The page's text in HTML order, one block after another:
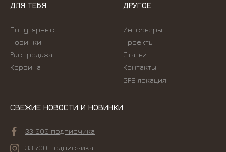
ДЛЯ ТЕБЯ
Популярные
Новинки
Распродажа
Корзина
ДРУГОЕ
Интерьеры
Проекты
Статьи
Контакты
GPS локация
СВЕЖИЕ НОВОСТИ И НОВИНКИ
33 000 подписчика
33 700 подписчика